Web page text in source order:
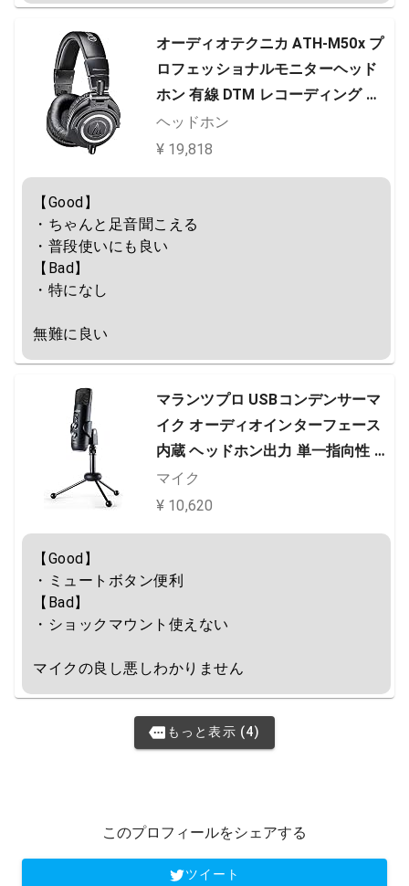
オーディオテクニカ ATH-M50x プ
ロフェッショナルモニターヘッド
ホン 有線 DTM レコーディング ミ
ックス マスタリング DJ 宅録 【国
内正規品】ブラック
ヘッドホン
¥ 19,818
【Good】
・ちゃんと足音聞こえる
・普段使いにも良い
【Bad】
・特になし
無難に良い
マランツプロ USBコンデンサーマ
イク オーディオインターフェース
内蔵 ヘッドホン出力 単一指向性 ミ
ュート機能 音量調節 Mac PC対応
MPM-4000U
マイク
¥ 10,620
【Good】
・ミュートボタン便利
【Bad】
・ショックマウント使えない
マイクの良し悪しわかりません
もっと表示 (4)
このプロフィールをシェアする
ツイート